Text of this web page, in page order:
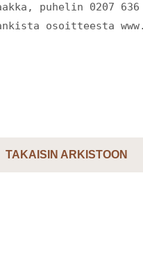
puhelin 0207 636
osoitteesta
TAKAISIN ARKISTOON